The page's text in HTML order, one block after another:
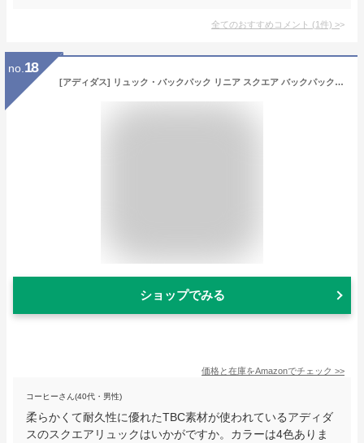
全てのおすすめコメント (1件) >
no. 18
[アディダス] リュック・バックパック リニア スクエア バックパック TC657 通勤 通学 ジム ユニセックス大人 ブラック/ブラック (KV3970) Free Size
ショップでみる
価格と在庫をAmazonでチェック >>
コーヒーさん(40代・男性)
柔らかくて耐久性に優れたTBC素材が使われているアディダ
スのスクエアリュックはいかがですか。カラーは4色ありま